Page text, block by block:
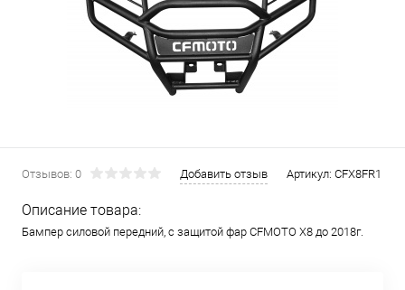
Отзывов: 0 Добавить отзыв Артикул: CFX8FR1
Описание товара:
Бампер силовой передний, с защитой фар CFMOTO X8 до 2018г.